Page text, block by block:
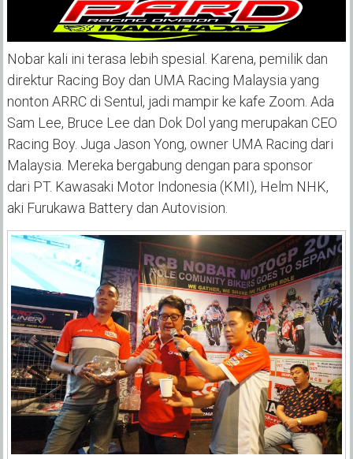
Nobar kali ini terasa lebih spesial. Karena, pemilik dan
direktur Racing Boy dan UMA Racing Malaysia yang
nonton ARRC di Sentul, jadi mampir ke kafe Zoom. Ada
Sam Lee, Bruce Lee dan Dok Dol yang merupakan CEO
Racing Boy. Juga Jason Yong, owner UMA Racing dari
Malaysia. Mereka bergabung dengan para sponsor
dari PT. Kawasaki Motor Indonesia (KMI), Helm NHK,
aki Furukawa Batterydan Autovision